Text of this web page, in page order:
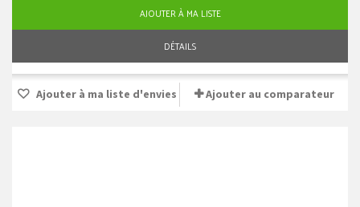
AJOUTER À MA LISTE
DÉTAILS
Ajouter à ma liste d'envies Ajouter au comparateur